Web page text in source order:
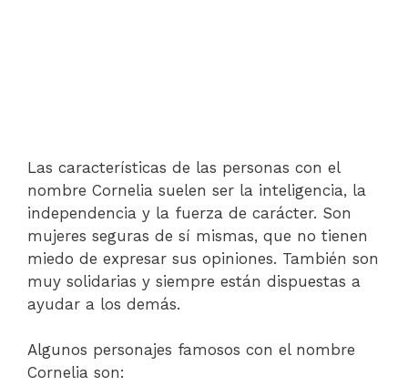
Las características de las personas con el
nombre Cornelia suelen ser la inteligencia, la
independencia y la fuerza de carácter. Son
mujeres seguras de sí mismas, que no tienen
miedo de expresar sus opiniones. También son
muy solidarias y siempre están dispuestas a
ayudar a los demás.
Algunos personajes famosos con el nombre
Cornelia son: